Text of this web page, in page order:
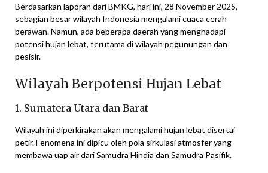
Berdasarkan laporan dari BMKG, hari ini, 28 November 2025,
sebagian besar wilayah Indonesia mengalami cuaca cerah
berawan. Namun, ada beberapa daerah yang menghadapi
potensi hujan lebat, terutama di wilayah pegunungan dan
pesisir.
Wilayah Berpotensi Hujan Lebat
1. Sumatera Utara dan Barat
Wilayah ini diperkirakan akan mengalami hujan lebat disertai
petir. Fenomena ini dipicu oleh pola sirkulasi atmosfer yang
membawa uap air dari Samudra Hindia dan Samudra Pasifik.